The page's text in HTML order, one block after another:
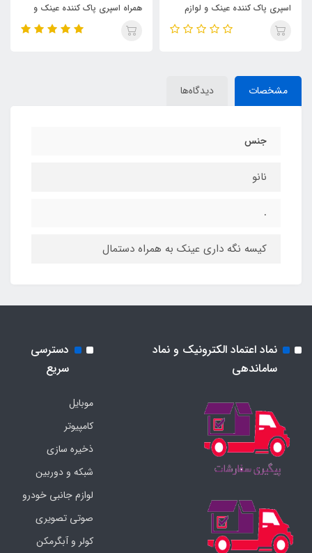
اسپری پاک کننده عینک و لوازم
دیجیتالی
همراه اسپری پاک کننده عینک و
لوازم دیجیتالی
مشخصات دیدگاه‌ها
جنس
نانو
.
کیسه نگه داری عینک به همراه دستمال
نماد اعتماد الکترونیک و نماد
ساماندهی
دسترسی
سریع
موبایل
کامپیوتر
ذخیره سازی
شبکه و دوربین
لوازم جانبی خودرو
صوتی تصویری
کولر و آبگرمکن